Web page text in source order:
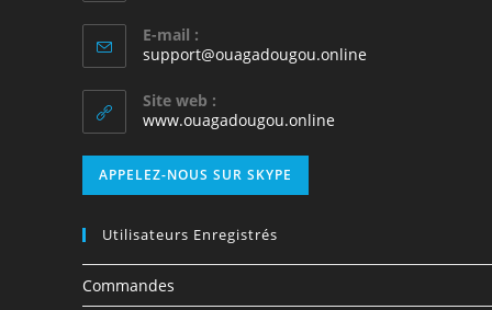
E-mail :
support@ouagadougou.online
Site web :
www.ouagadougou.online
APPELEZ-NOUS SUR SKYPE
Utilisateurs Enregistrés
Commandes